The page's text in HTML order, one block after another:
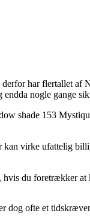
har flertallet af
nogle gange
shade 153
kan virke ufattelig
du foretrækker at
dog ofte et